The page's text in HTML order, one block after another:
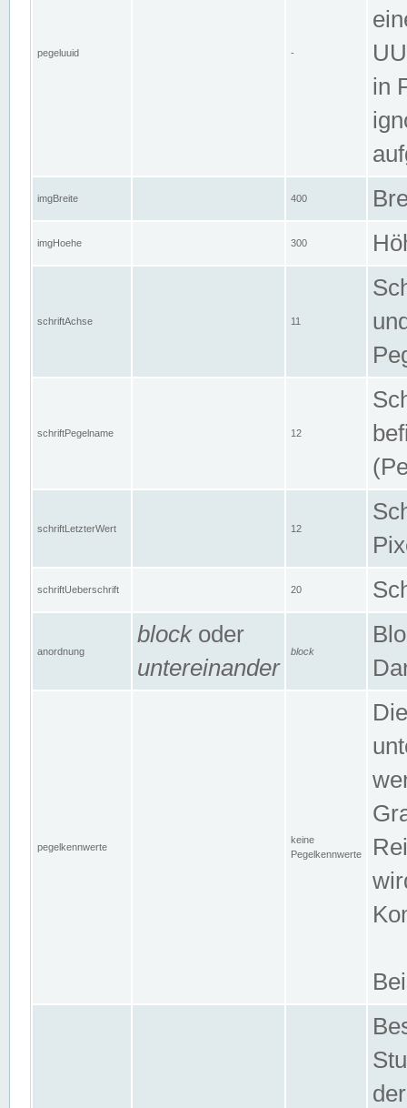
pegeluuid -
in
imgBreite 400
imgHoehe 300
schriftAchse 11
schriftPegelname 12
schriftLetzterWert 12
schriftUeberschrift 20
anordnung
blockoder
untereinander
block
pegelkennwerte
keine
Pegelkennwerte